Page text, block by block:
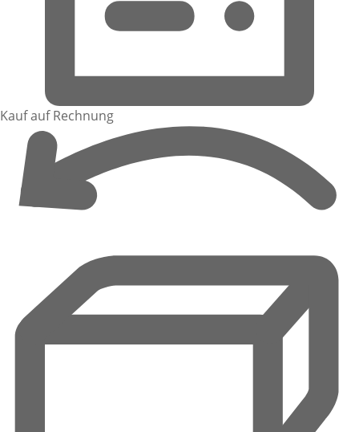
Kauf auf Rechnung